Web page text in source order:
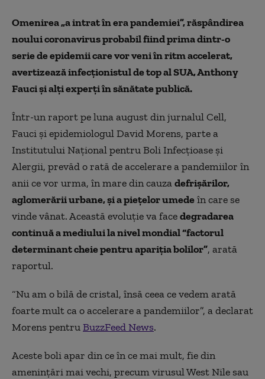
Omenirea „a intrat în era pandemiei”, răspândirea
noului coronavirus probabil fiind prima dintr-o
serie de epidemii care vor veni în ritm accelerat,
avertizează infecționistul de top al SUA, Anthony
Fauci și alți experți în sănătate publică.
Într-un raport pe luna august din jurnalul Cell,
Fauci și epidemiologul David Morens, parte a
Institutului Național pentru Boli Infecțioase și
Alergii, prevăd o rată de accelerare a pandemiilor în
anii ce vor urma, în mare din cauzadefrișărilor,
aglomerării urbane, și a piețelor umedeîn care se
vinde vânat. Această evoluție va facedegradarea
continuă a mediului la nivel mondial “factorul
determinant cheie pentru apariția bolilor”, arată
raportul.
“Nu am o bilă de cristal, însă ceea ce vedem arată
foarte mult ca o accelerare a pandemiilor”, a declarat
Morens pentruBuzzFeed News.
Aceste boli apar din ce în ce mai mult, fie din
amenințări mai vechi, precum virusul West Nile sau